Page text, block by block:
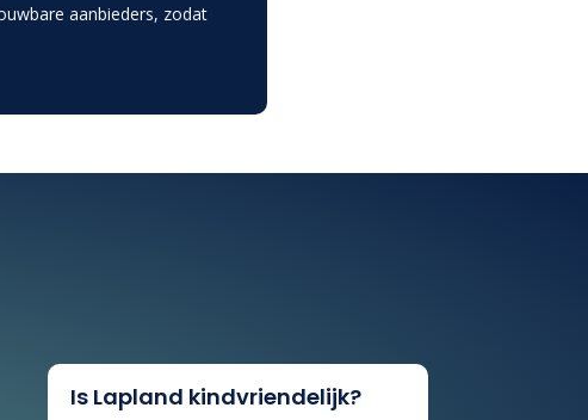
aanbieders, zodat
Is Lapland kindvriendelijk?